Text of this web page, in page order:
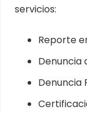
servicios:
Reporte
Denuncia
Denuncia